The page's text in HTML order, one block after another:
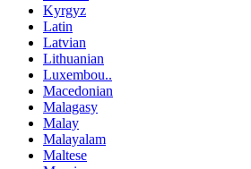
Kyrgyz
Latin
Latvian
Lithuanian
Luxembou..
Macedonian
Malagasy
Malay
Malayalam
Maltese